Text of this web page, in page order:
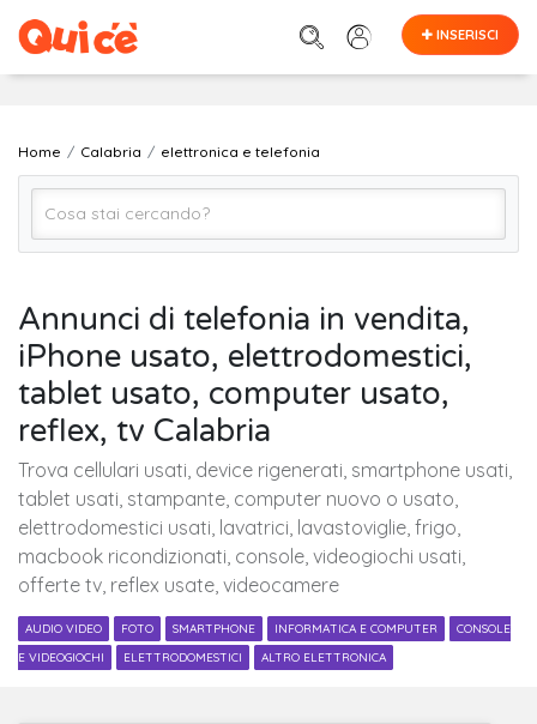
INSERISCI
Home Calabria elettronica e telefonia
CALABRIA (regione)
Cerca
Annunci di telefonia in vendita,
iPhone usato, elettrodomestici,
tablet usato, computer usato,
reflex, tv Calabria
Trova cellulari usati, device rigenerati, smartphone usati,
tablet usati, stampante, computer nuovo o usato,
elettrodomestici usati, lavatrici, lavastoviglie, frigo,
macbook ricondizionati, console, videogiochi usati,
offerte tv, reflex usate, videocamere
AUDIO VIDEO FOTO SMARTPHONE INFORMATICA E COMPUTER
CONSOLE
E VIDEOGIOCHI
ELETTRODOMESTICI ALTRO ELETTRONICA